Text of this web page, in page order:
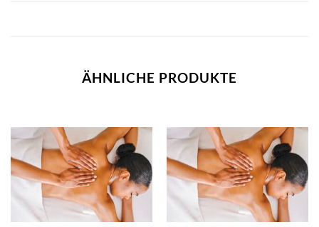
ÄHNLICHE PRODUKTE